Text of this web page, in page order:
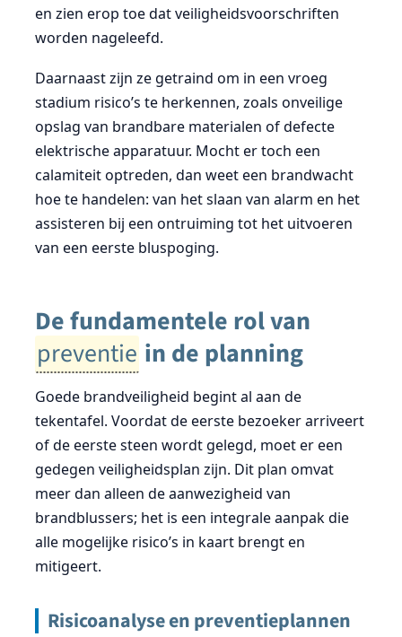
en zien erop toe dat veiligheidsvoorschriften
worden nageleefd.
Daarnaast zijn ze getraind om in een vroeg
stadium risico’s te herkennen, zoals onveilige
opslag van brandbare materialen of defecte
elektrische apparatuur. Mocht er toch een
calamiteit optreden, dan weet een brandwacht
hoe te handelen: van het slaan van alarm en het
assisteren bij een ontruiming tot het uitvoeren
van een eerste bluspoging.
De fundamentele rol van
preventie in de planning
Goede brandveiligheid begint al aan de
tekentafel. Voordat de eerste bezoeker arriveert
of de eerste steen wordt gelegd, moet er een
gedegen veiligheidsplan zijn. Dit plan omvat
meer dan alleen de aanwezigheid van
brandblussers; het is een integrale aanpak die
alle mogelijke risico’s in kaart brengt en
mitigeert.
Risicoanalyse en preventieplannen